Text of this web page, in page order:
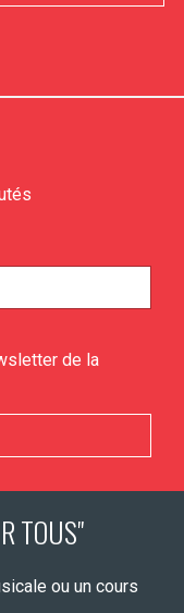
de la
TOUS"
ou un cours